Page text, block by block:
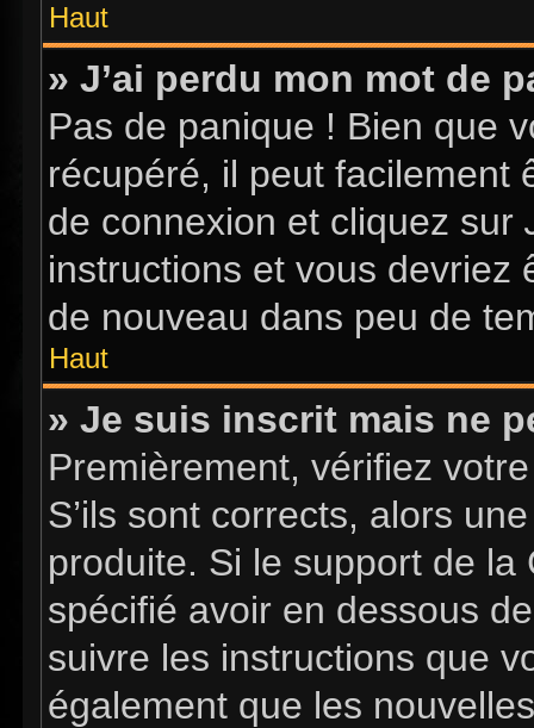
Haut
» J’ai perdu mon mot de
Pas de panique ! Bien que
récupéré, il peut facilement
de connexion et cliquez sur
instructions et vous devriez
de nouveau dans peu de
Haut
» Je suis inscrit mais ne
Premièrement, vérifiez
S’ils sont corrects, alors
produite. Si le support de la
spécifié avoir en dessous
suivre les instructions que
également que les